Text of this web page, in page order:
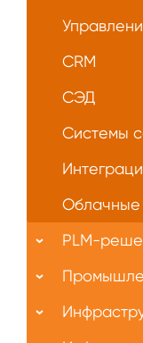
CRM
СЭД
Системы
Облачные
PLM-